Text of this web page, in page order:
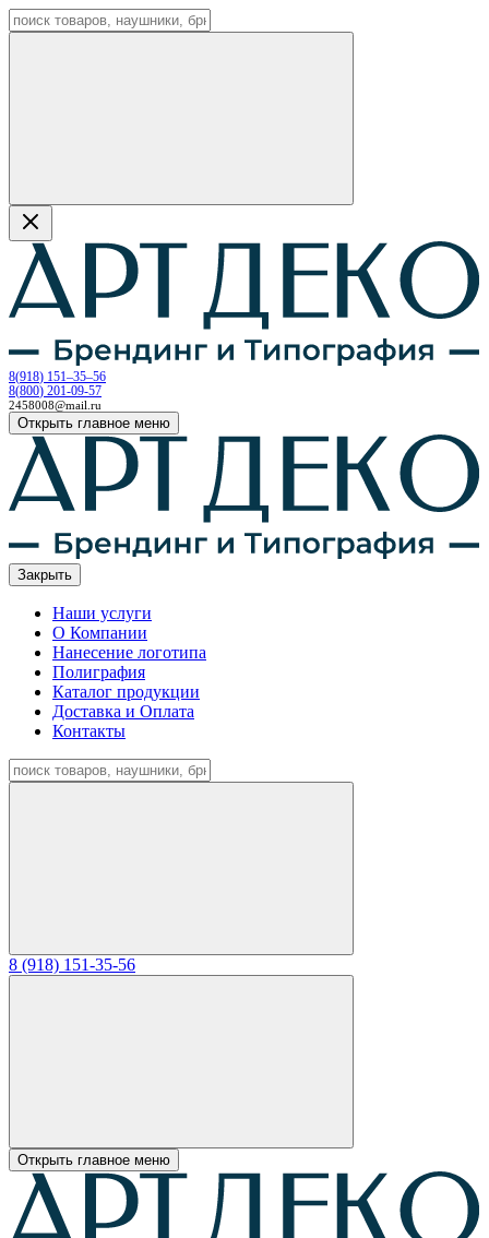
8(918) 151–35–56
8(800) 201-09-57
2458008@mail.ru
Открыть главное меню
Закрыть
Наши услуги
О Компании
Нанесение логотипа
Полиграфия
Каталог продукции
Доставка и Оплата
Контакты
8 (918) 151-35-56
Открыть главное меню